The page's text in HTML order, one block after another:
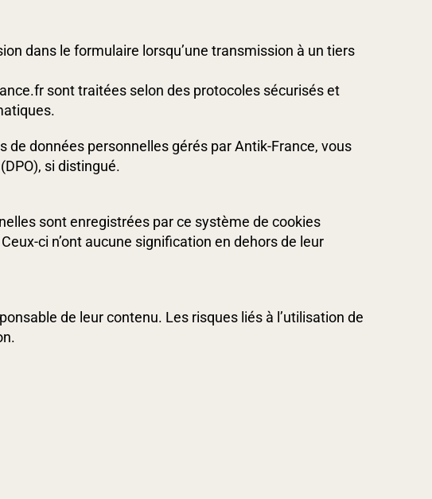
dans le formulaire lorsqu’une transmission à un tiers
sont traitées selon des protocoles sécurisés et
données personnelles gérés par Antik-France, vous
si distingué.
sont enregistrées par ce système de cookies
ci n’ont aucune signification en dehors de leur
de leur contenu. Les risques liés à l’utilisation de